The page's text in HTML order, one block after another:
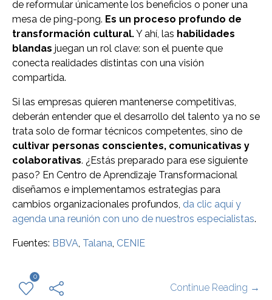
de reformular únicamente los beneficios o poner una
mesa de ping-pong. Es un proceso profundo de
transformación cultural.Y ahí, las habilidades
blandas juegan un rol clave: son el puente que
conecta realidades distintas con una visión
compartida.
Si las empresas quieren mantenerse competitivas,
deberán entender que el desarrollo del talento ya no se
trata solo de formar técnicos competentes, sino de
cultivar personas conscientes, comunicativas y
colaborativas. ¿Estás preparado para ese siguiente
paso? En Centro de Aprendizaje Transformacional
diseñamos e implementamos estrategias para
cambios organizacionales profundos, da clic aquí y
agenda una reunión con uno de nuestros especialistas.
Fuentes: BBVA, Talana, CENIE
0
Continue Reading →